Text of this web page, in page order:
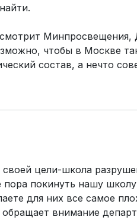
Минпросвещения,
чтобы в Москве
состав, а нечто
цели-школа
покинуть нашу
для них все самое
внимание